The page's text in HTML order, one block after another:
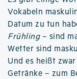
Vokabeln
Datum zu tun
Frühling– sind
Wetter sind
Und es heißt zwar
Getränke – zum